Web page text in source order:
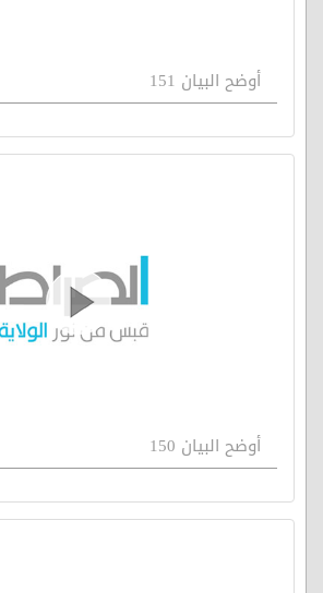
أوضح البيان 151
أوضح البيان 150